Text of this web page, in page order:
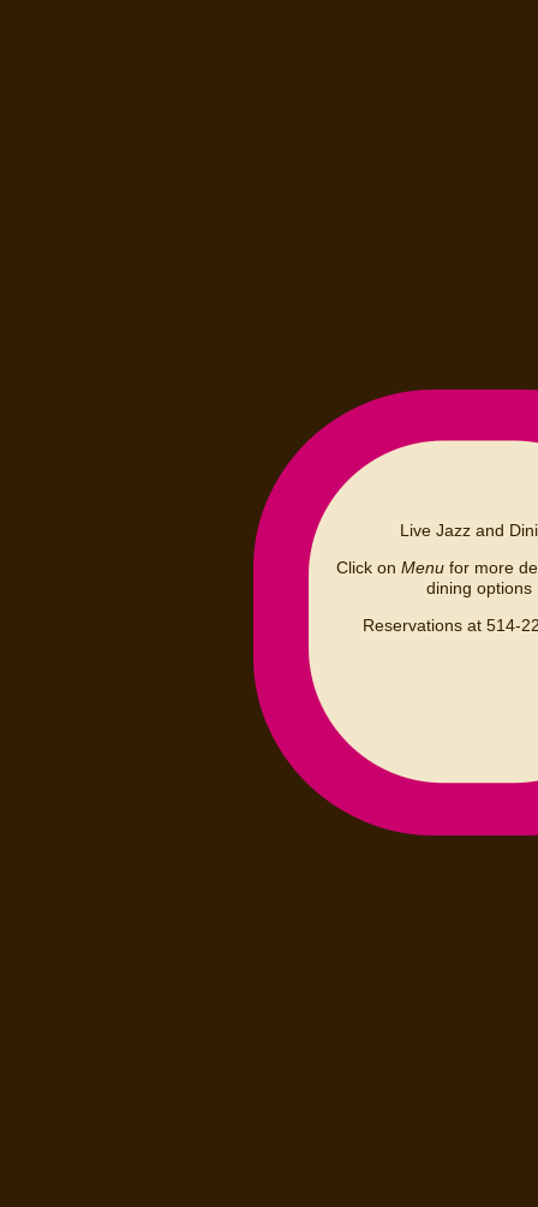
Live Jazz and
Click on Menufor more
dining options
Reservations at 514-